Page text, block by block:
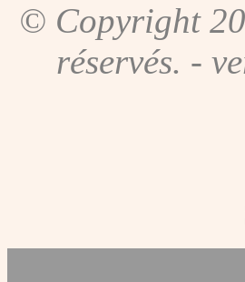
© Copyright
réservés. -